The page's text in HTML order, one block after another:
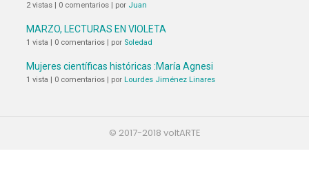
2 vistas 0 comentarios por Juan
MARZO, LECTURAS EN VIOLETA
1 vista 0 comentarios por Soledad
Mujeres científicas históricas :María Agnesi
1 vista 0 comentarios por Lourdes Jiménez Linares
© 2017-2018 voltARTE